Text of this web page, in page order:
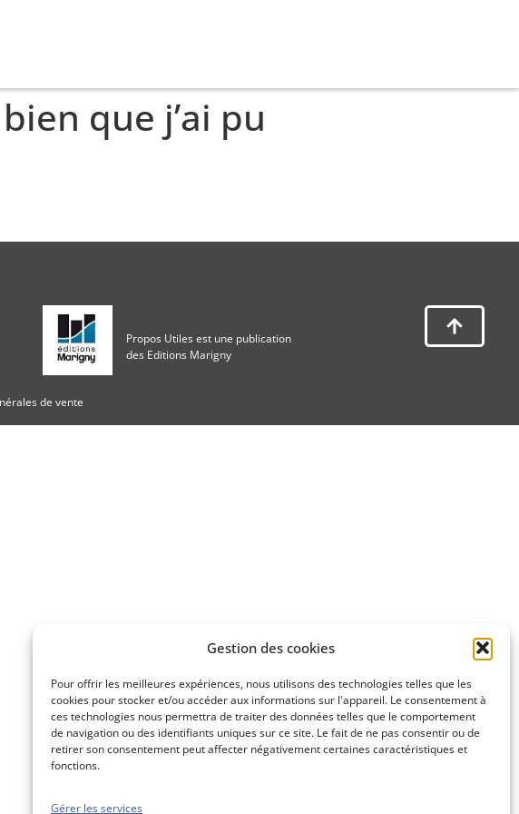
Gestion des cookies
Pour offrir les meilleures expériences, nous utilisons des technologies telles que les
cookies pour stocker et/ou accéder aux informations sur l'appareil. Le consentement à
ces technologies nous permettra de traiter des données telles que le comportement
de navigation ou des identifiants uniques sur ce site. Le fait de ne pas consentir ou de
retirer son consentement peut affecter négativement certaines caractéristiques et
fonctions.
Gérer les services
que j’ai pu
Propos Utiles est une publication
des Editions Marigny
de vente